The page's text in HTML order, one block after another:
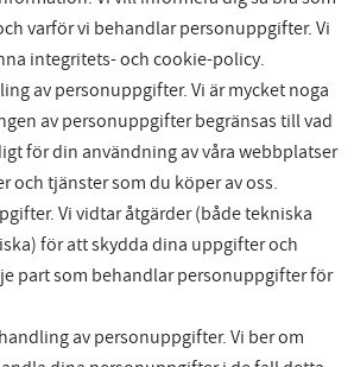
varför vi behandlar personuppgifter. Vi
integritets- och cookie-policy.
av personuppgifter. Vi är mycket noga
av personuppgifter begränsas till vad
för din användning av våra webbplatser
och tjänster som du köper av oss.
Vi vidtar åtgärder (både tekniska
för att skydda dina uppgifter och
part som behandlar personuppgifter för
av personuppgifter. Vi ber om